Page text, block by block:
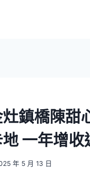
鎮橋陳甜
一年增
年 5 月 13 日